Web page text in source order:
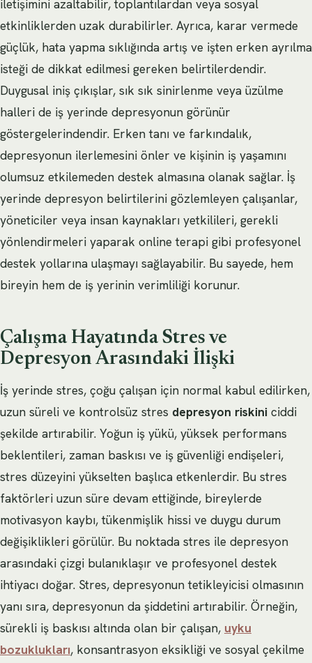
iletişimini azaltabilir, toplantılardan veya sosyal
etkinliklerden uzak durabilirler. Ayrıca, karar vermede
güçlük, hata yapma sıklığında artış ve işten erken ayrılma
isteği de dikkat edilmesi gereken belirtilerdendir.
Duygusal iniş çıkışlar, sık sık sinirlenme veya üzülme
halleri de iş yerinde depresyonun görünür
göstergelerindendir. Erken tanı ve farkındalık,
depresyonun ilerlemesini önler ve kişinin iş yaşamını
olumsuz etkilemeden destek almasına olanak sağlar. İş
yerinde depresyon belirtilerini gözlemleyen çalışanlar,
yöneticiler veya insan kaynakları yetkilileri, gerekli
yönlendirmeleri yaparak online terapi gibi profesyonel
destek yollarına ulaşmayı sağlayabilir. Bu sayede, hem
bireyin hem de iş yerinin verimliliği korunur.
Çalışma Hayatında Stres ve
Depresyon Arasındaki İlişki
İş yerinde stres, çoğu çalışan için normal kabul edilirken,
uzun süreli ve kontrolsüz stres depresyon riskini ciddi
şekilde artırabilir. Yoğun iş yükü, yüksek performans
beklentileri, zaman baskısı ve iş güvenliği endişeleri,
stres düzeyini yükselten başlıca etkenlerdir. Bu stres
faktörleri uzun süre devam ettiğinde, bireylerde
motivasyon kaybı, tükenmişlik hissi ve duygu durum
değişiklikleri görülür. Bu noktada stres ile depresyon
arasındaki çizgi bulanıklaşır ve profesyonel destek
ihtiyacı doğar. Stres, depresyonun tetikleyicisi olmasının
yanı sıra, depresyonun da şiddetini artırabilir. Örneğin,
sürekli iş baskısı altında olan bir çalışan, uyku
bozuklukları, konsantrasyon eksikliği ve sosyal çekilme